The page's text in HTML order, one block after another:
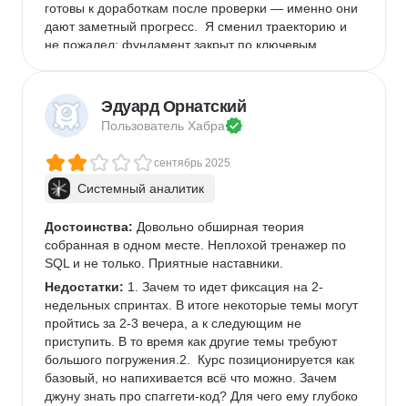
готовы к доработкам после проверки — именно они
дают заметный прогресс.  Я сменил траекторию и
не пожалел: фундамент закрыт по ключевым
входа в профессию.
Эдуард Орнатский
Пользователь Хабра
сентябрь 2025
Системный аналитик
Достоинства: Довольно обширная теория
собранная в одном месте. Неплохой тренажер по
SQL и не только. Приятные наставники.
Недостатки: 1. Зачем то идет фиксация на 2-
недельных спринтах. В итоге некоторые темы могут
пройтись за 2-3 вечера, а к следующим не
приступить. В то время как другие темы требуют
большого погружения.2.  Курс позиционируется как
базовый, но напихивается всё что можно. Зачем
джуну знать про спаггети-код? Для чего ему глубоко